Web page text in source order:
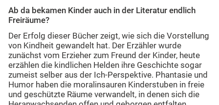
Ab da bekamen Kinder auch in der Literatur endlich
Freiräume?
Der Erfolg dieser Bücher zeigt, wie sich die Vorstellung
von Kindheit gewandelt hat. Der Erzähler wurde
zunächst vom Erzieher zum Freund der Kinder, heute
erzählen die kindlichen Helden ihre Geschichte sogar
zumeist selber aus der Ich-Perspektive. Phantasie und
Humor haben die moralinsauren Kinderstuben in freie
und geschützte Räume verwandelt, in denen sich die